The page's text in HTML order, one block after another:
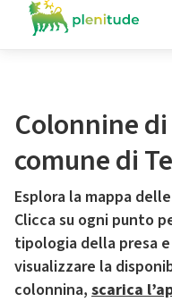
Colonnine
comune di
Esplora la mappa
Clicca su ogni punto
tipologia della presa e
visualizzare la
colonnina, scarica